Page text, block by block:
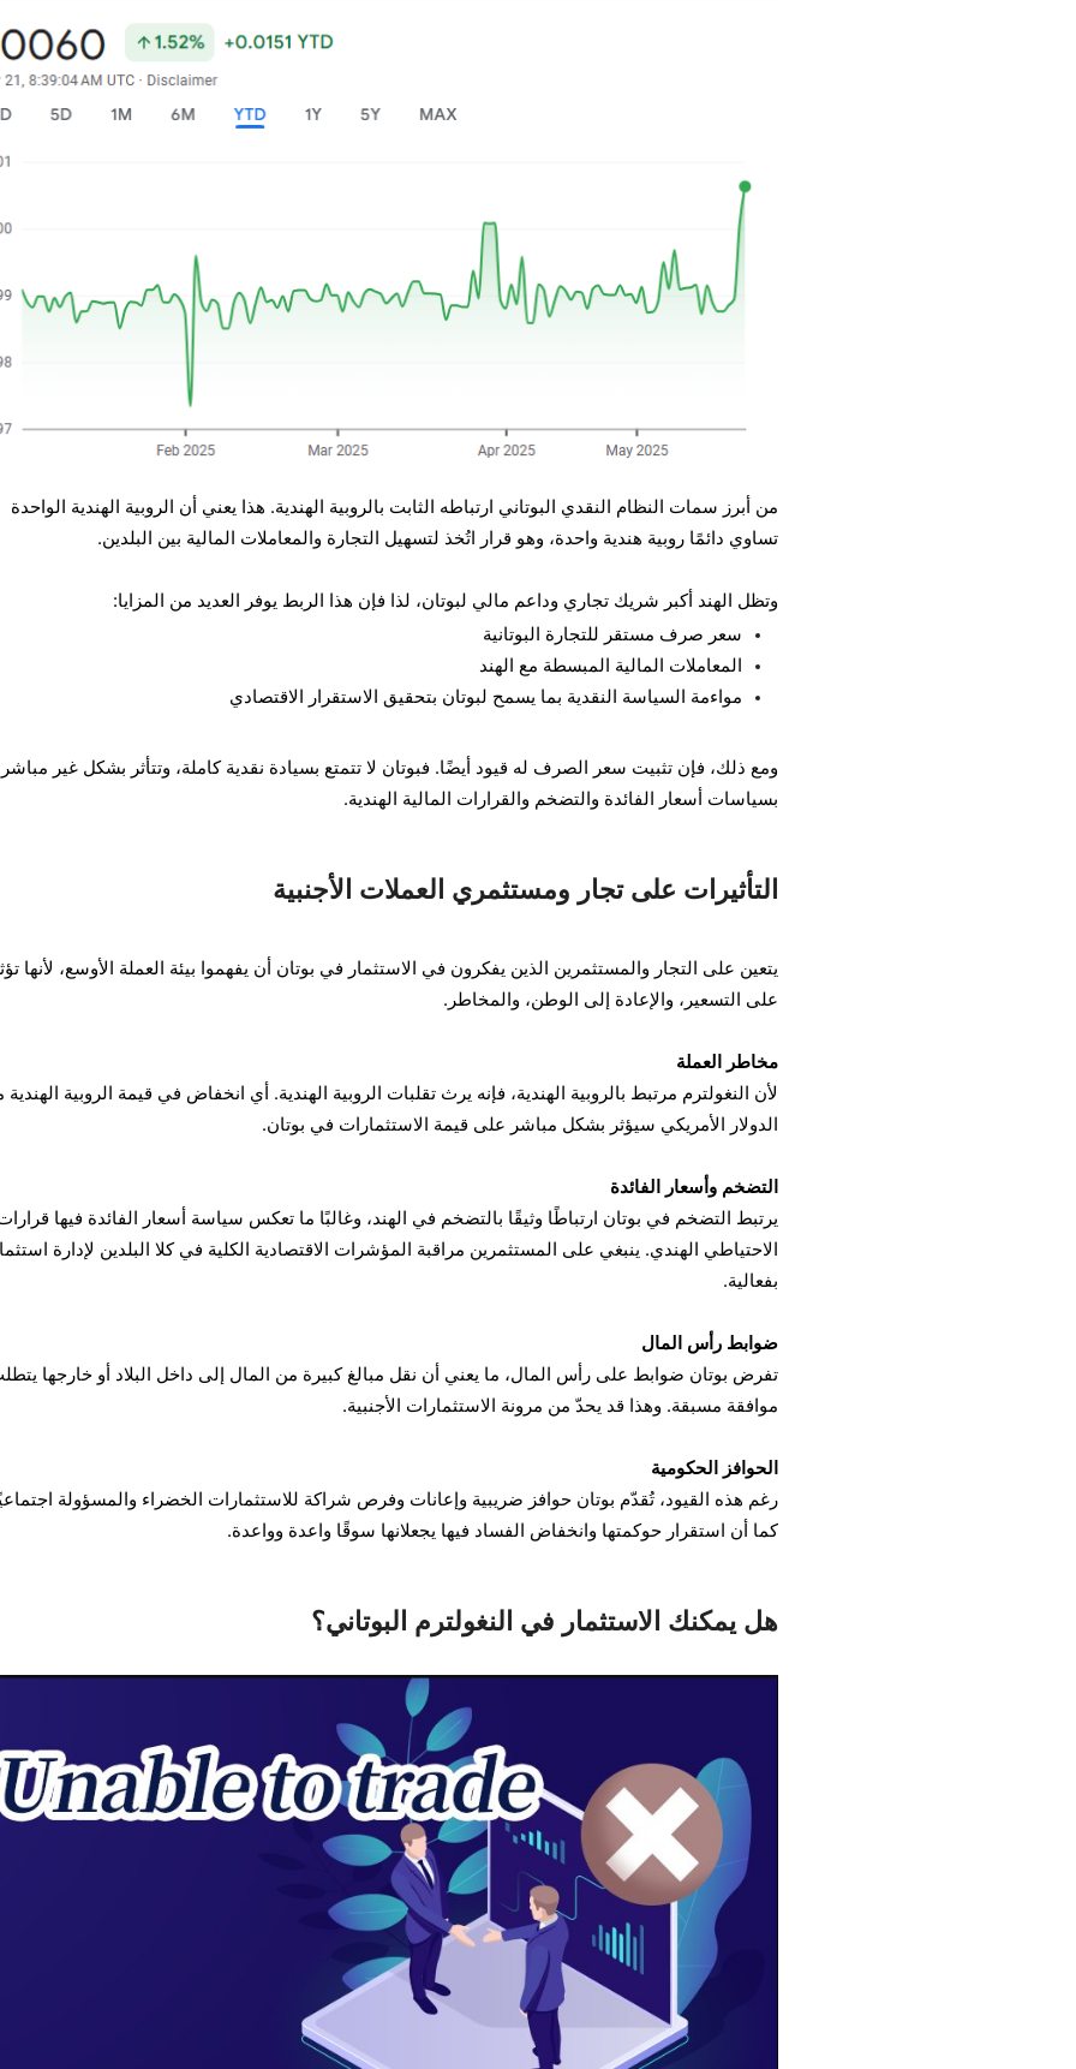
من أبرز سمات النظام النقدي البوتاني ارتباطه الثابت بالروبية الهندية. هذا يعني أن الروبية الهندية الواحدة
تساوي دائمًا روبية هندية واحدة، وهو قرار اتُخذ لتسهيل التجارة والمعاملات المالية بين البلدين.
وتظل الهند أكبر شريك تجاري وداعم مالي لبوتان، لذا فإن هذا الربط يوفر العديد من المزايا:
سعر صرف مستقر للتجارة البوتانية
المعاملات المالية المبسطة مع الهند
مواءمة السياسة النقدية بما يسمح لبوتان بتحقيق الاستقرار الاقتصادي
ومع ذلك، فإن تثبيت سعر الصرف له قيود أيضًا. فبوتان لا تتمتع بسيادة نقدية كاملة، وتتأثر بشكل غير مباشر
بسياسات أسعار الفائدة والتضخم والقرارات المالية الهندية.
التأثيرات على تجار ومستثمري العملات الأجنبية
يتعين على التجار والمستثمرين الذين يفكرون في الاستثمار في بوتان أن يفهموا بيئة العملة الأوسع، لأنها
على التسعير، والإعادة إلى الوطن، والمخاطر.
مخاطر العملة
لأن النغولترم مرتبط بالروبية الهندية، فإنه يرث تقلبات الروبية الهندية. أي انخفاض في قيمة الروبية الهندية
الدولار الأمريكي سيؤثر بشكل مباشر على قيمة الاستثمارات في بوتان.
التضخم وأسعار الفائدة
يرتبط التضخم في بوتان ارتباطًا وثيقًا بالتضخم في الهند، وغالبًا ما تعكس سياسة أسعار الفائدة فيها
الاحتياطي الهندي. ينبغي على المستثمرين مراقبة المؤشرات الاقتصادية الكلية في كلا البلدين لإدارة
بفعالية.
ضوابط رأس المال
تفرض بوتان ضوابط على رأس المال، ما يعني أن نقل مبالغ كبيرة من المال إلى داخل البلاد أو خارجها
موافقة مسبقة. وهذا قد يحدّ من مرونة الاستثمارات الأجنبية.
الحوافز الحكومية
رغم هذه القيود، تُقدّم بوتان حوافز ضريبية وإعانات وفرص شراكة للاستثمارات الخضراء والمسؤولة
كما أن استقرار حوكمتها وانخفاض الفساد فيها يجعلانها سوقًا واعدة وواعدة.
هل يمكنك الاستثمار في النغولترم البوتاني؟